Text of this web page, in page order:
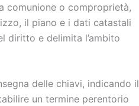
comunione o comproprietà,
il piano e i dati catastali
diritto e delimita l’ambito
delle chiavi, indicando il
un termine perentorio